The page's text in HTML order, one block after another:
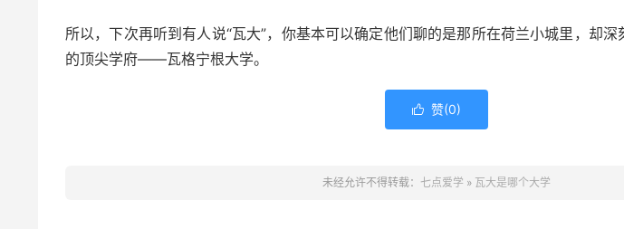
所以，下次再听到有人说“瓦大”，你基本可以确定他们聊的是那所在荷兰小城里，却
的顶尖学府——瓦格宁根大学。
 赞(0)
未经允许不得转载： 七点爱学 » 瓦大是哪个大学